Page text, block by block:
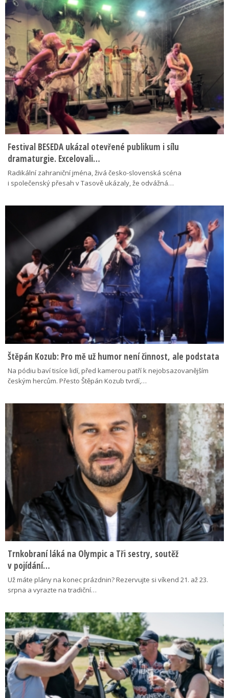
Festival BESEDA ukázal otevřené publikum i sílu
dramaturgie. Excelovali…
Radikální zahraniční jména, živá česko-slovenská scéna
i společenský přesah v Tasově ukázaly, že odvážná…
Štěpán Kozub: Pro mě už humor není činnost, ale podstata
Na pódiu baví tisíce lidí, před kamerou patří k nejobsazovanějším
českým hercům. Přesto Štěpán Kozub tvrdí,…
Trnkobraní láká na Olympic a Tři sestry, soutěž
v pojídání…
Už máte plány na konec prázdnin? Rezervujte si víkend 21. až 23.
srpna a vyrazte na tradiční…